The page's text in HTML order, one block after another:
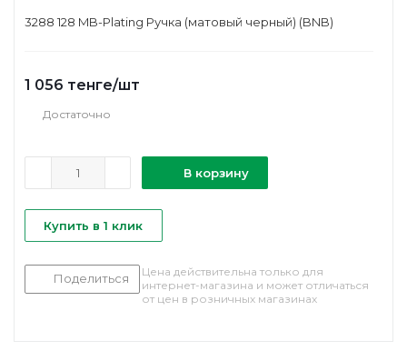
3288 128 MB-Plating Ручка (матовый черный) (BNB)
1 056 тенге/шт
Достаточно
В корзину
Купить в 1 клик
Поделиться
Цена действительна только для
интернет-магазина и может отличаться
от цен в розничных магазинах